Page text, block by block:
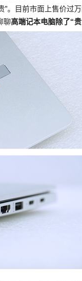
”。目前市面上售价过
聊高端记本电脑除了“贵